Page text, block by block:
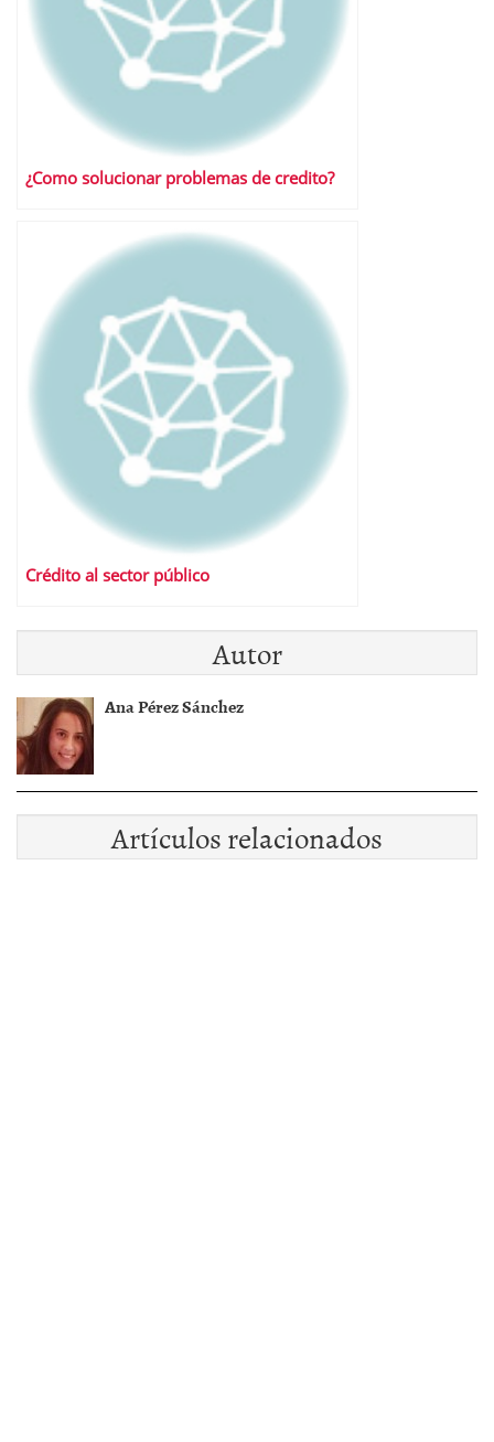
¿Como solucionar problemas de credito?
Crédito al sector público
Autor
Ana Pérez Sánchez
Artículos relacionados